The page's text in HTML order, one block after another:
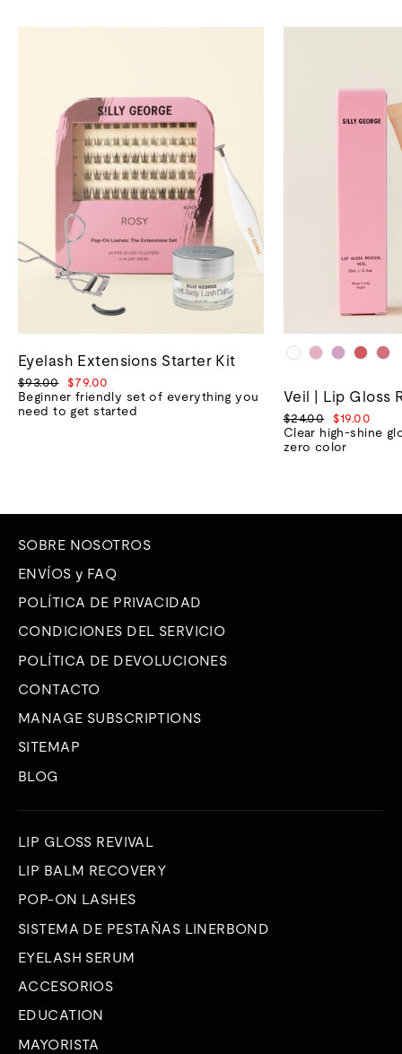
Eyelash Extensions Starter Kit
Precio
normal
$93.00
Precio
de
venta
$79.00
Beginner friendly set of everything you
need to get started
Veil | Lip Gloss
Precio
normal
$24.00
Precio
de
venta
$19.00
Clear high-shine
zero color
SOBRE NOSOTROS
ENVÍOS y FAQ
POLÍTICA DE PRIVACIDAD
CONDICIONES DEL SERVICIO
POLÍTICA DE DEVOLUCIONES
CONTACTO
MANAGE SUBSCRIPTIONS
SITEMAP
BLOG
LIP GLOSS REVIVAL
LIP BALM RECOVERY
POP-ON LASHES
SISTEMA DE PESTAÑAS LINERBOND
EYELASH SERUM
ACCESORIOS
EDUCATION
MAYORISTA